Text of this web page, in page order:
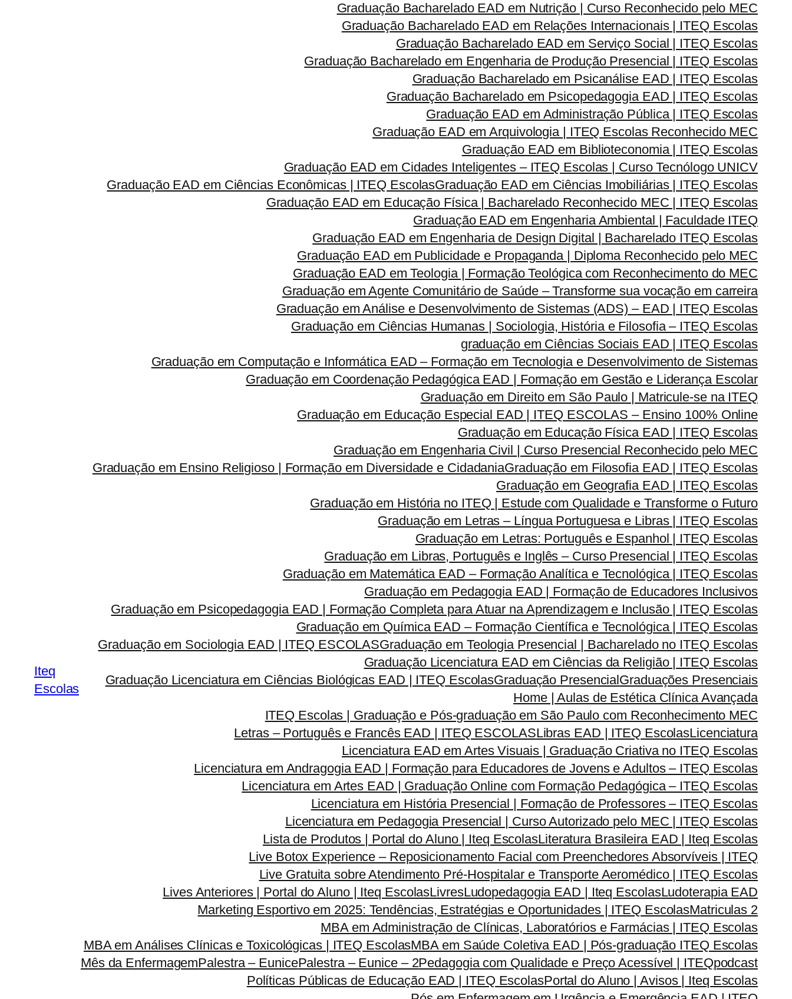
Iteq
Escolas
Graduação Bacharelado EAD em Nutrição | Curso Reconhecido pelo MEC
Graduação Bacharelado EAD em Relações Internacionais | ITEQ Escolas
Graduação Bacharelado EAD em Serviço Social | ITEQ Escolas
Graduação Bacharelado em Engenharia de Produção Presencial | ITEQ Escolas
Graduação Bacharelado em Psicanálise EAD | ITEQ Escolas
Graduação Bacharelado em Psicopedagogia EAD | ITEQ Escolas
Graduação EAD em Administração Pública | ITEQ Escolas
Graduação EAD em Arquivologia | ITEQ Escolas Reconhecido MEC
Graduação EAD em Biblioteconomia | ITEQ Escolas
Graduação EAD em Cidades Inteligentes – ITEQ Escolas | Curso Tecnólogo UNICV
Graduação EAD em Ciências Econômicas | ITEQ EscolasGraduação EAD em Ciências Imobiliárias | ITEQ Escolas
Graduação EAD em Educação Física | Bacharelado Reconhecido MEC | ITEQ Escolas
Graduação EAD em Engenharia Ambiental | Faculdade ITEQ
Graduação EAD em Engenharia de Design Digital | Bacharelado ITEQ Escolas
Graduação EAD em Publicidade e Propaganda | Diploma Reconhecido pelo MEC
Graduação EAD em Teologia | Formação Teológica com Reconhecimento do MEC
Graduação em Agente Comunitário de Saúde – Transforme sua vocação em carreira
Graduação em Análise e Desenvolvimento de Sistemas (ADS) – EAD | ITEQ Escolas
Graduação em Ciências Humanas | Sociologia, História e Filosofia – ITEQ Escolas
graduação em Ciências Sociais EAD | ITEQ Escolas
Graduação em Computação e Informática EAD – Formação em Tecnologia e Desenvolvimento de Sistemas
Graduação em Coordenação Pedagógica EAD | Formação em Gestão e Liderança Escolar
Graduação em Direito em São Paulo | Matricule-se na ITEQ
Graduação em Educação Especial EAD | ITEQ ESCOLAS – Ensino 100% Online
Graduação em Educação Física EAD | ITEQ Escolas
Graduação em Engenharia Civil | Curso Presencial Reconhecido pelo MEC
Graduação em Ensino Religioso | Formação em Diversidade e CidadaniaGraduação em Filosofia EAD | ITEQ Escolas
Graduação em Geografia EAD | ITEQ Escolas
Graduação em História no ITEQ | Estude com Qualidade e Transforme o Futuro
Graduação em Letras – Língua Portuguesa e Libras | ITEQ Escolas
Graduação em Letras: Português e Espanhol | ITEQ Escolas
Graduação em Libras, Português e Inglês – Curso Presencial | ITEQ Escolas
Graduação em Matemática EAD – Formação Analítica e Tecnológica | ITEQ Escolas
Graduação em Pedagogia EAD | Formação de Educadores Inclusivos
Graduação em Psicopedagogia EAD | Formação Completa para Atuar na Aprendizagem e Inclusão | ITEQ Escolas
Graduação em Química EAD – Formação Científica e Tecnológica | ITEQ Escolas
Graduação em Sociologia EAD | ITEQ ESCOLASGraduação em Teologia Presencial | Bacharelado no ITEQ Escolas
Graduação Licenciatura EAD em Ciências da Religião | ITEQ Escolas
Graduação Licenciatura em Ciências Biológicas EAD | ITEQ EscolasGraduação PresencialGraduações Presenciais
Home | Aulas de Estética Clínica Avançada
ITEQ Escolas | Graduação e Pós-graduação em São Paulo com Reconhecimento MEC
Letras – Português e Francês EAD | ITEQ ESCOLASLibras EAD | ITEQ EscolasLicenciatura
Licenciatura EAD em Artes Visuais | Graduação Criativa no ITEQ Escolas
Licenciatura em Andragogia EAD | Formação para Educadores de Jovens e Adultos – ITEQ Escolas
Licenciatura em Artes EAD | Graduação Online com Formação Pedagógica – ITEQ Escolas
Licenciatura em História Presencial | Formação de Professores – ITEQ Escolas
Licenciatura em Pedagogia Presencial | Curso Autorizado pelo MEC | ITEQ Escolas
Lista de Produtos | Portal do Aluno | Iteq EscolasLiteratura Brasileira EAD | Iteq Escolas
Live Botox Experience – Reposicionamento Facial com Preenchedores Absorvíveis | ITEQ
Live Gratuita sobre Atendimento Pré-Hospitalar e Transporte Aeromédico | ITEQ Escolas
Lives Anteriores | Portal do Aluno | Iteq EscolasLivresLudopedagogia EAD | Iteq EscolasLudoterapia EAD
Marketing Esportivo em 2025: Tendências, Estratégias e Oportunidades | ITEQ EscolasMatriculas 2
MBA em Administração de Clínicas, Laboratórios e Farmácias | ITEQ Escolas
MBA em Análises Clínicas e Toxicológicas | ITEQ EscolasMBA em Saúde Coletiva EAD | Pós-graduação ITEQ Escolas
Mês da EnfermagemPalestra – EunicePalestra – Eunice – 2Pedagogia com Qualidade e Preço Acessível | ITEQpodcast
Políticas Públicas de Educação EAD | ITEQ EscolasPortal do Aluno | Avisos | Iteq Escolas